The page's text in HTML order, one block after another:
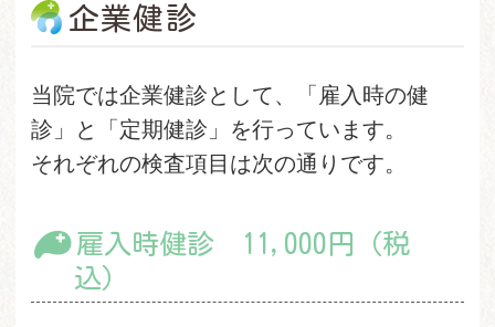
企業健診
当院では企業健診として、「雇入時の健
診」と「定期健診」を行っています。
それぞれの検査項目は次の通りです。
雇入時健診 11,000円（税
込）